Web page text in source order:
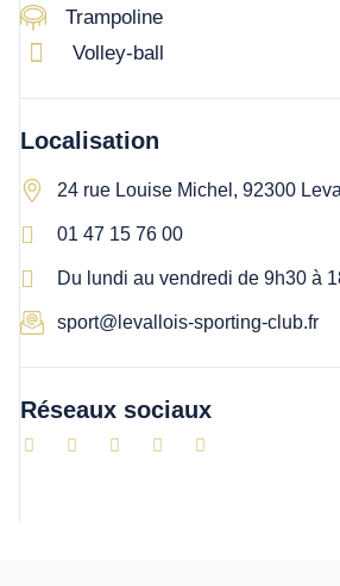
Trampoline
Volley-ball
Localisation
24 rue Louise Michel, 92300
01 47 15 76 00
Du lundi au vendredi de 9h30 à
sport@levallois-sporting-club.fr
Réseaux sociaux